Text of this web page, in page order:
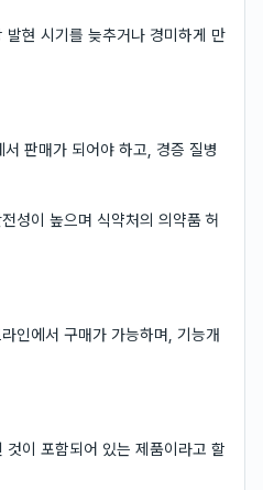
발현 시기를 늦추거나 경미하게 만
판매가 되어야 하고, 경증 질병
성이 높으며 식약처의 의약품 허
인에서 구매가 가능하며, 기능개
이 포함되어 있는 제품이라고 할